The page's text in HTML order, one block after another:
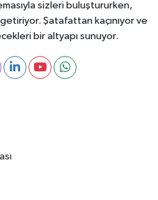
sizleri buluştururken,
Şatafattan kaçınıyor ve
bir altyapı sunuyor.